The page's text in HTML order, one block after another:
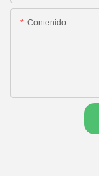
Contenido